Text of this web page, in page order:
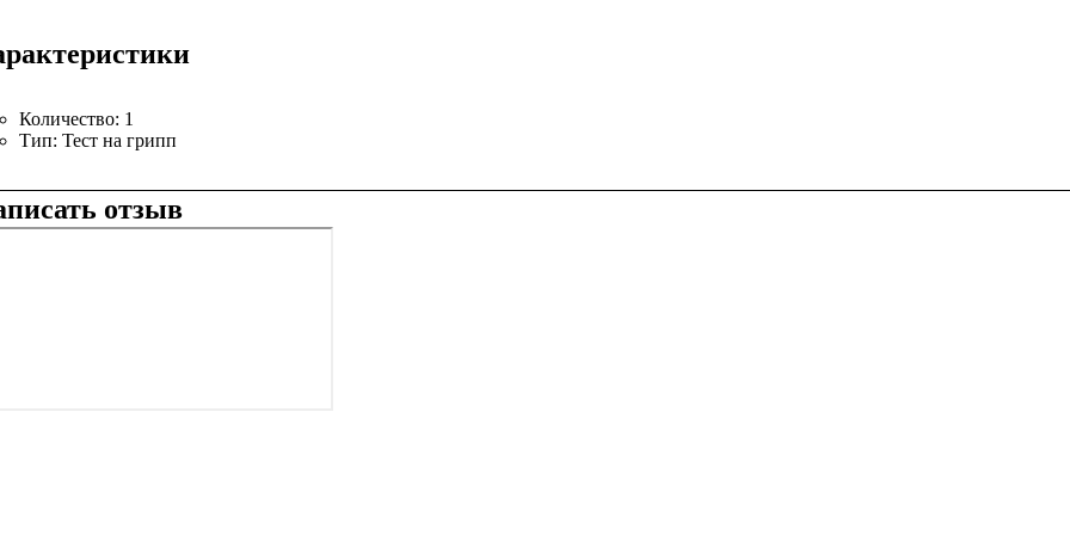
Количество: 1
Тип:Тест на грипп
отзыв